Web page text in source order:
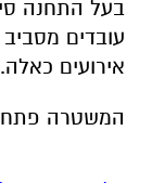
בעל התחנה
עובדים
אירועים
המשטרה